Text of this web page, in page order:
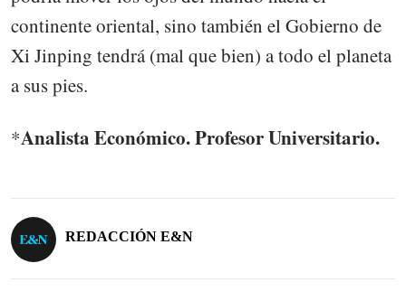
continente oriental, sino también el Gobierno de
Xi Jinping tendrá (mal que bien) a todo el planeta
a sus pies.
*Analista Económico. Profesor Universitario.
REDACCIÓN E&N